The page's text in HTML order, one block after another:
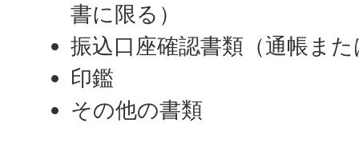
書に限る）
振込口座確認書類（通帳ま
印鑑
その他の書類